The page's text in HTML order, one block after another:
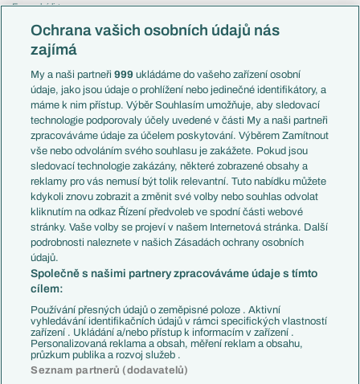
Evropská liga
Mistrovství světa
Liga národů
Témata
Představení týmů MS
EuroSkauting
PL v kostce
Evropské koeficienty
Přestupy
Přestupové spekulace
Zranění
Kluby
Arsenal FC
Chelsea FC
Manchester United
AC Milán
Juventus FC
Bayern Mnichov
FC Barcelona
Real Madrid
Česko
Francie
Itálie
Německo
Španělsko
Argentina
Brazílie
Přestupy
Zápasy
Livescore
Tipovací soutěž
Ochrana vašich osobních údajů nás
zajímá
My a naši partneři999 ukládáme do vašeho zařízení osobní
údaje, jako jsou údaje o prohlížení nebo jedinečné identifikátory, a
máme k nim přístup. Výběr Souhlasím umožňuje, aby sledovací
technologie podporovaly účely uvedené v části My a naši partneři
zpracováváme údaje za účelem poskytování. Výběrem Zamítnout
vše nebo odvoláním svého souhlasu je zakážete. Pokud jsou
sledovací technologie zakázány, některé zobrazené obsahy a
reklamy pro vás nemusí být tolik relevantní. Tuto nabídku můžete
kdykoli znovu zobrazit a změnit své volby nebo souhlas odvolat
kliknutím na odkaz Řízení předvoleb ve spodní části webové
stránky. Vaše volby se projeví v našem Internetová stránka. Další
podrobnosti naleznete v našich Zásadách ochrany osobních
údajů.
Společně s našimi partnery zpracováváme údaje s tímto
cílem:
Používání přesných údajů o zeměpisné poloze . Aktivní
vyhledávání identifikačních údajů v rámci specifických vlastností
zařízení . Ukládání a/nebo přístup k informacím v zařízení .
Personalizovaná reklama a obsah, měření reklam a obsahu,
průzkum publika a rozvoj služeb .
Seznam partnerů (dodavatelů)